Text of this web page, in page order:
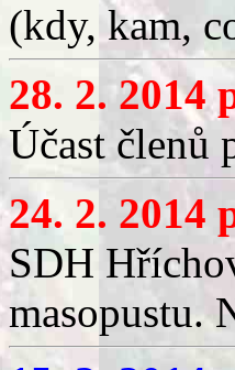
(kdy, kam,
28. 2. 2014
Účast členů
24. 2. 2014
SDH
masopustu.